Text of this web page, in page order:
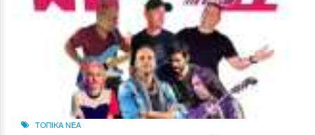
ΤΟΠΙΚΑ ΝΕΑ